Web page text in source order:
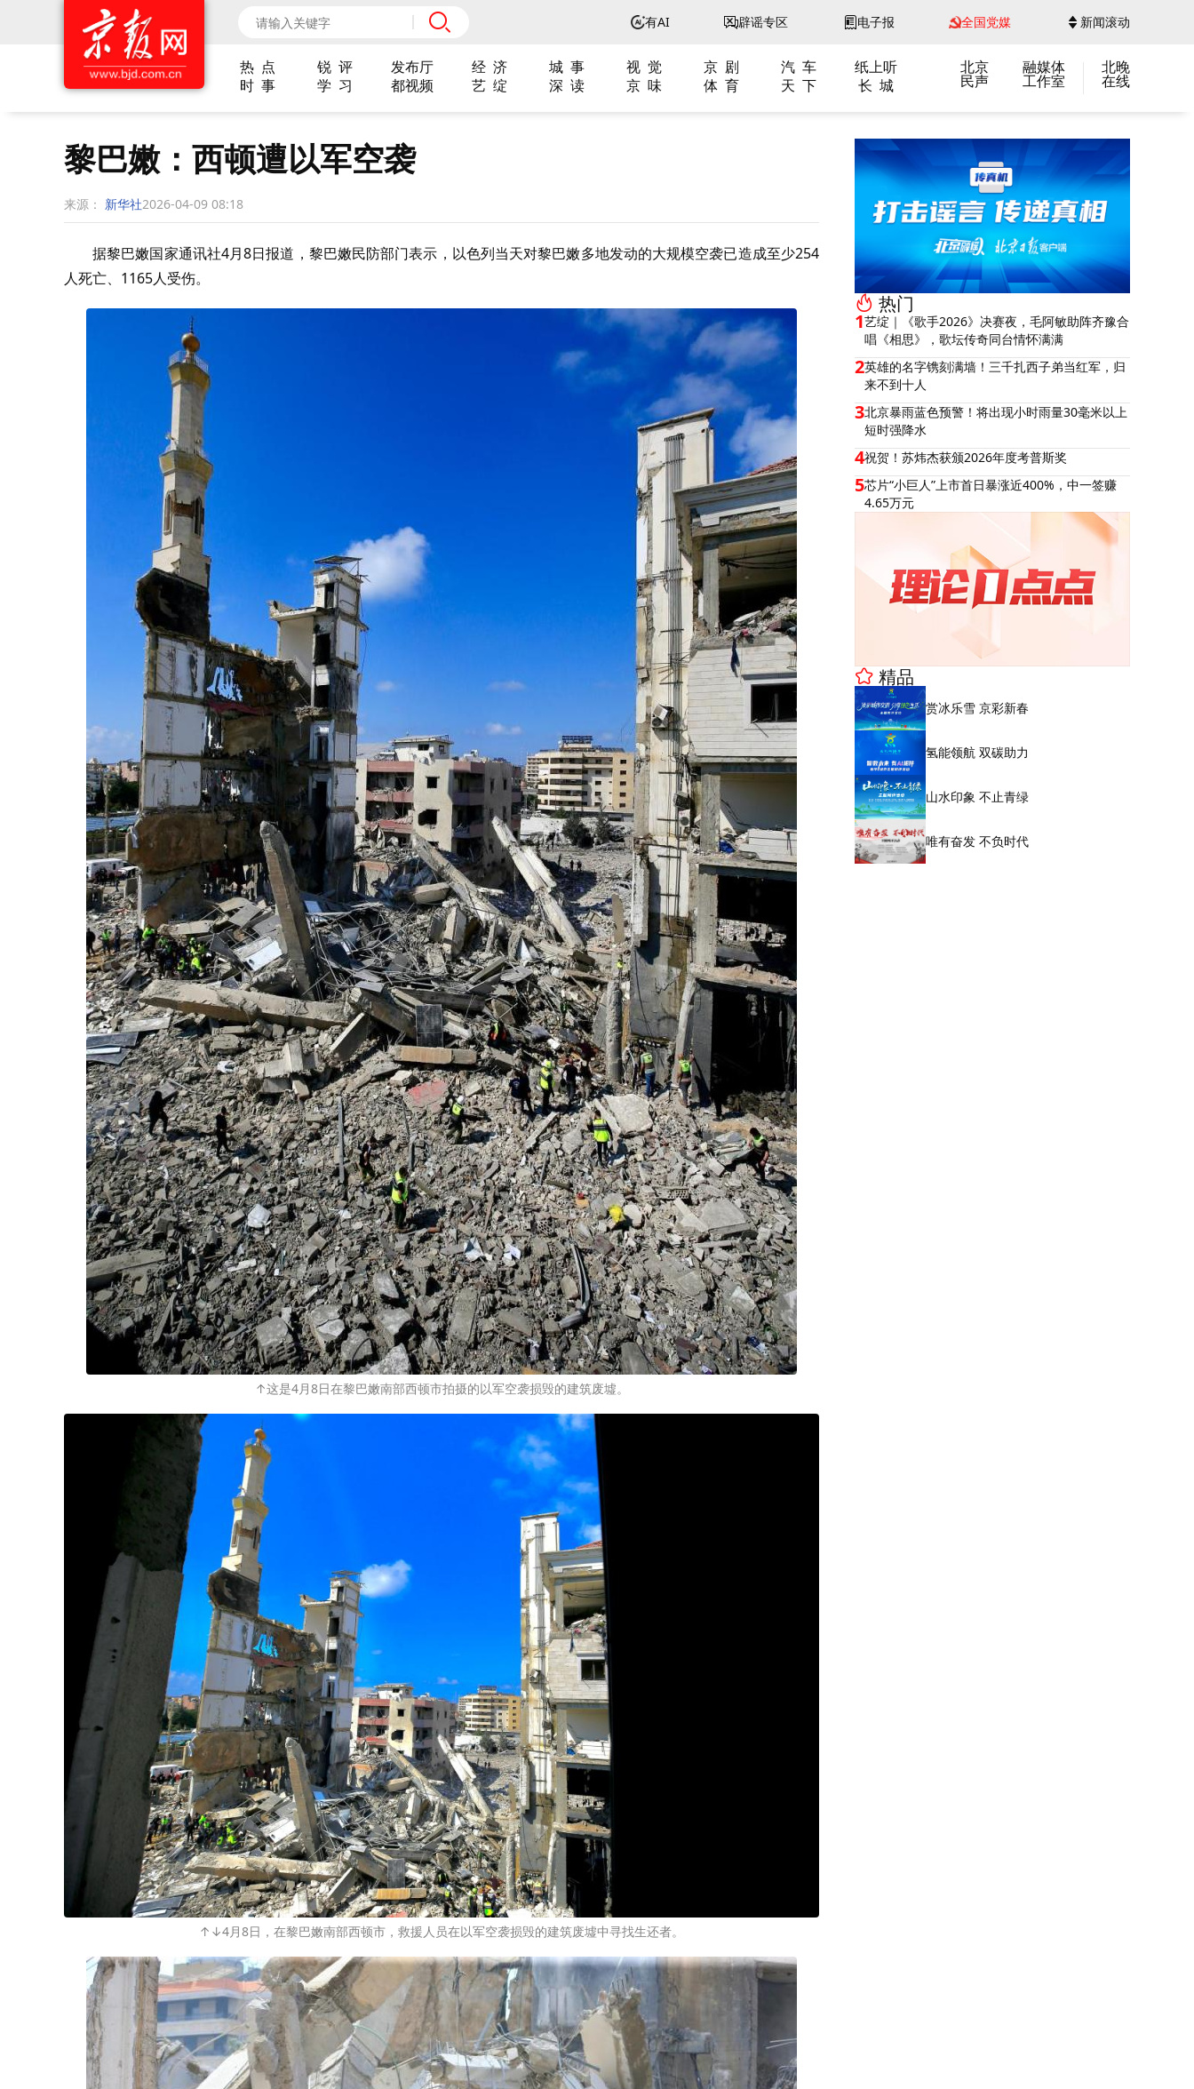
有AI 辟谣专区 电子报 全国党媒 新闻滚动
热 点 锐 评 发布厅 经 济 城 事 视 觉 京 剧 汽 车
纸上听
时 事
学 习 都视频 艺 绽 深 读 京 味 体 育 天 下 长 城
北京
民声
融媒体
工作室
北晚
在线
黎巴嫩：西顿遭以军空袭
来源： 新华社2026-04-09 08:18
据黎巴嫩国家通讯社4月8日报道，黎巴嫩民防部门表示，以色列当天对黎巴嫩多地发动的大规模空袭已造成至少254
人死亡、1165人受伤。
↑这是4月8日在黎巴嫩南部西顿市拍摄的以军空袭损毁的建筑废墟。
↑↓4月8日，在黎巴嫩南部西顿市，救援人员在以军空袭损毁的建筑废墟中寻找生还者。
热门
1艺绽｜《歌手2026》决赛夜，毛阿敏助阵齐豫合
唱《相思》，歌坛传奇同台情怀满满
2英雄的名字镌刻满墙！三千扎西子弟当红军，归
来不到十人
3北京暴雨蓝色预警！将出现小时雨量30毫米以上
短时强降水
4祝贺！苏炜杰获颁2026年度考普斯奖
5芯片“小巨人”上市首日暴涨近400%，中一签赚
4.65万元
精品
赏冰乐雪 京彩新春
氢能领航 双碳助力
山水印象 不止青绿
唯有奋发 不负时代